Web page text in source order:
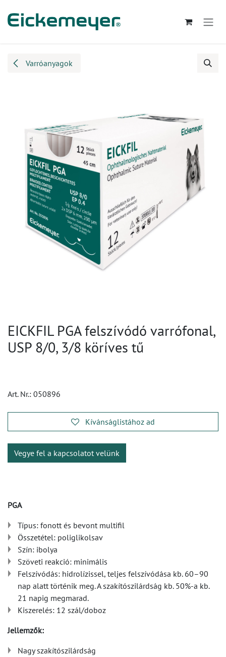
Varróanyagok
EICKFIL PGA felszívódó varrófonal,
USP 8/0, 3/8 köríves tű
Art. Nr.: 050896
Kívánságlistához ad
Vegye fel a kapcsolatot velünk
PGA
Típus: fonott és bevont multifil
Összetétel: poliglikolsav
Szín: ibolya
Szöveti reakció: minimális
Felszívódás: hidrolízissel, teljes felszívódása kb. 60–90
nap alatt történik meg. A szakítószilárdság kb. 50%-a kb.
21 napig megmarad.
Kiszerelés: 12 szál/doboz
Jellemzők:
Nagy szakítószilárdság